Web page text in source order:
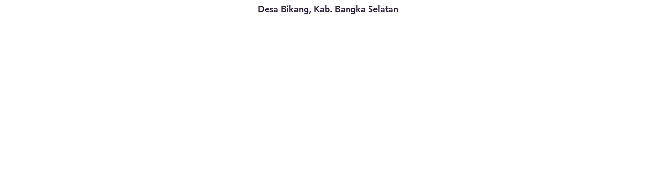
Desa Bikang, Kab. Bangka Selatan